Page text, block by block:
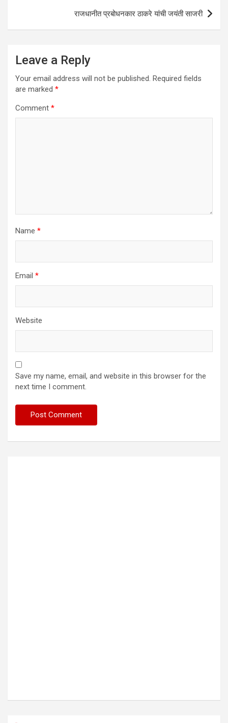
राजधानीत प्रबोधनकार ठाकरे यांची जयंती साजरी
Leave a Reply
Your email address will not be published. Required fields
are marked *
Comment *
Name *
Email *
Website
Save my name, email, and website in this browser for the
next time I comment.